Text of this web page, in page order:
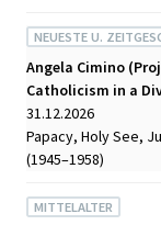
NEUESTE U.
Angela Cimino
Catholicism in a
31.12.2026
Papacy, Holy See,
(1945–1958)
MITTELALTER